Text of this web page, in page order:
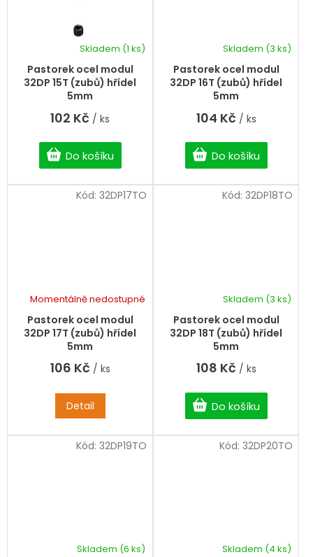
Pastorek ocel modul
32DP 15T (zubů) hřídel
5mm
Skladem (1 ks)
102 Kč / ks
Do košíku
Pastorek ocel modul
32DP 16T (zubů) hřídel
5mm
Skladem (3 ks)
104 Kč / ks
Do košíku
Pastorek ocel modul
32DP 17T (zubů) hřídel
5mm
Momentálně nedostupné
106 Kč / ks
Detail
Kód: 32DP17TO
Pastorek ocel modul
32DP 18T (zubů) hřídel
5mm
Skladem (3 ks)
108 Kč / ks
Do košíku
Kód: 32DP18TO
Skladem (6 ks)
Kód: 32DP19TO
Skladem (4 ks)
Kód: 32DP20TO